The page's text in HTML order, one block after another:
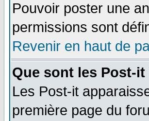
Pouvoir poster une
permissions sont
Revenir en haut de
Que sont les Post-it
Les Post-it
première page du